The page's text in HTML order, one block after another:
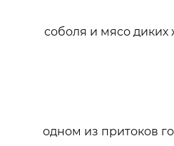
соболя и мясо диких
одном из притоков